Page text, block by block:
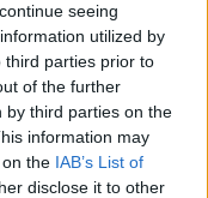
seeing
utilized by
third parties prior to
of the further
by third parties on the
information may
the IAB’s List of
disclose it to other
sveikatos biuru
miesto ir
aparatu
atšvaitus.